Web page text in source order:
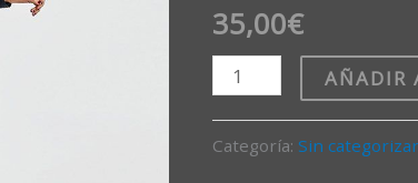
35,00€
AÑADIR
Categoría: Sin categorizar